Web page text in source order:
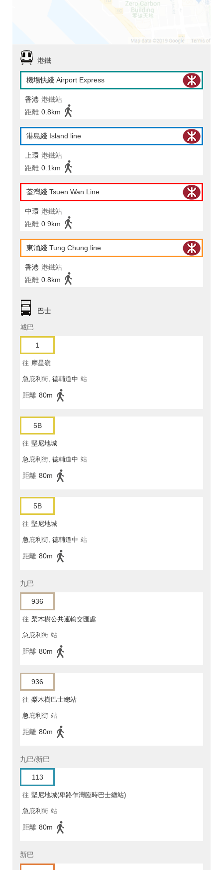
港鐵
機場快綫 Airport Express
香港 港鐵站
距離 0.8km
港島綫 Island line
上環 港鐵站
距離 0.1km
荃灣綫 Tsuen Wan Line
中環 港鐵站
距離 0.9km
東涌綫 Tung Chung line
香港 港鐵站
距離 0.8km
巴士
城巴
1
往 摩星嶺
急庇利街, 德輔道中 站
距離 80m
5B
往 堅尼地城
急庇利街, 德輔道中 站
距離 80m
5B
往 堅尼地城
急庇利街, 德輔道中 站
距離 80m
九巴
936
往 梨木樹公共運輸交匯處
急庇利街 站
距離 80m
936
往 梨木樹巴士總站
急庇利街 站
距離 80m
九巴/新巴
113
往 堅尼地城(卑路乍灣臨時巴士總站)
急庇利街 站
距離 80m
新巴